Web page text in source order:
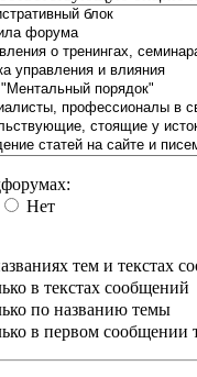
Нет
тем и текстах
в текстах сообщений
по названию темы
в первом сообщении